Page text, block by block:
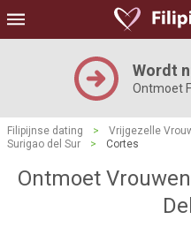
Wordt
Ontmoet
Filipijnse dating > Vrijgezelle
Surigao del Sur
> Cortes
Ontmoet